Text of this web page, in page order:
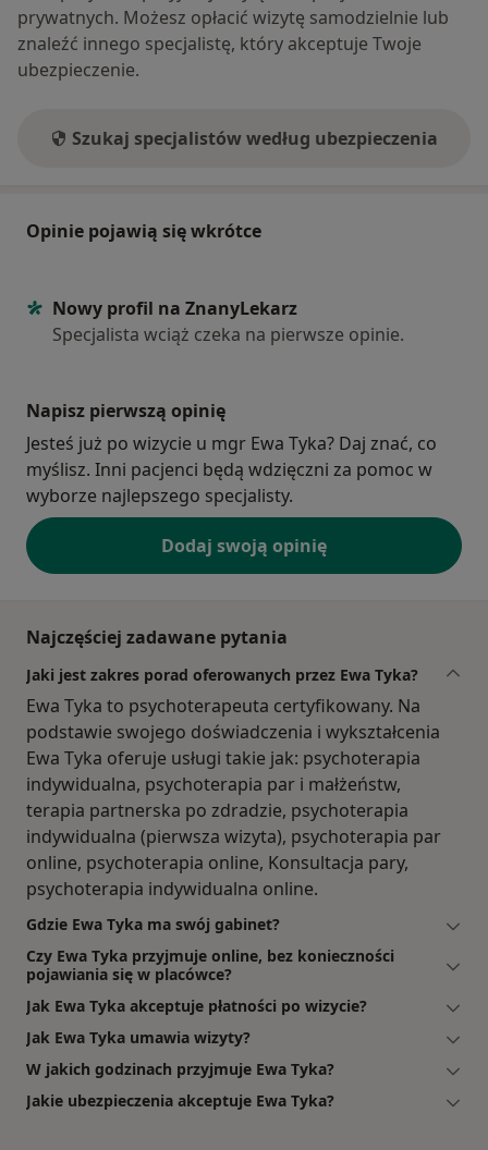
prywatnych. Możesz opłacić wizytę samodzielnie lub
znaleźć innego specjalistę, który akceptuje Twoje
ubezpieczenie.
Szukaj specjalistów według ubezpieczenia
Opinie pojawią się wkrótce
Nowy profil na ZnanyLekarz
Specjalista wciąż czeka na pierwsze opinie.
Napisz pierwszą opinię
Jesteś już po wizycie u mgr Ewa Tyka? Daj znać, co
myślisz. Inni pacjenci będą wdzięczni za pomoc w
wyborze najlepszego specjalisty.
Dodaj swoją opinię
Najczęściej zadawane pytania
Jaki jest zakres porad oferowanych przez Ewa Tyka?
Ewa Tyka to psychoterapeuta certyfikowany. Na
podstawie swojego doświadczenia i wykształcenia
Ewa Tyka oferuje usługi takie jak: psychoterapia
indywidualna, psychoterapia par i małżeństw,
terapia partnerska po zdradzie, psychoterapia
indywidualna (pierwsza wizyta), psychoterapia par
online, psychoterapia online, Konsultacja pary,
psychoterapia indywidualna online.
Gdzie Ewa Tyka ma swój gabinet?
Czy Ewa Tyka przyjmuje online, bez konieczności
pojawiania się w placówce?
Jak Ewa Tyka akceptuje płatności po wizycie?
Jak Ewa Tyka umawia wizyty?
W jakich godzinach przyjmuje Ewa Tyka?
Jakie ubezpieczenia akceptuje Ewa Tyka?